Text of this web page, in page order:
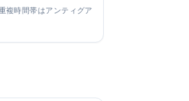
複時間帯はアンティグア